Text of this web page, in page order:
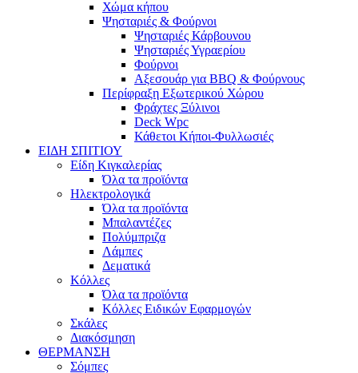
Χώμα κήπου
Ψησταριές & Φούρνοι
Ψησταριές Κάρβουνου
Ψησταριές Υγραερίου
Φούρνοι
Αξεσουάρ για BBQ & Φούρνους
Περίφραξη Εξωτερικού Χώρου
Φράχτες Ξύλινοι
Deck Wpc
Κάθετοι Κήποι-Φυλλωσιές
ΕΙΔΗ ΣΠΙΤΙΟΥ
Είδη Κιγκαλερίας
Όλα τα προϊόντα
Ηλεκτρολογικά
Όλα τα προϊόντα
Μπαλαντέζες
Πολύμπριζα
Λάμπες
Δεματικά
Κόλλες
Όλα τα προϊόντα
Κόλλες Ειδικών Εφαρμογών
Σκάλες
Διακόσμηση
ΘΕΡΜΑΝΣΗ
Σόμπες